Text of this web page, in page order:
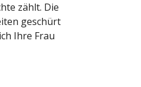
zählt. Die
geschürt
Ihre Frau